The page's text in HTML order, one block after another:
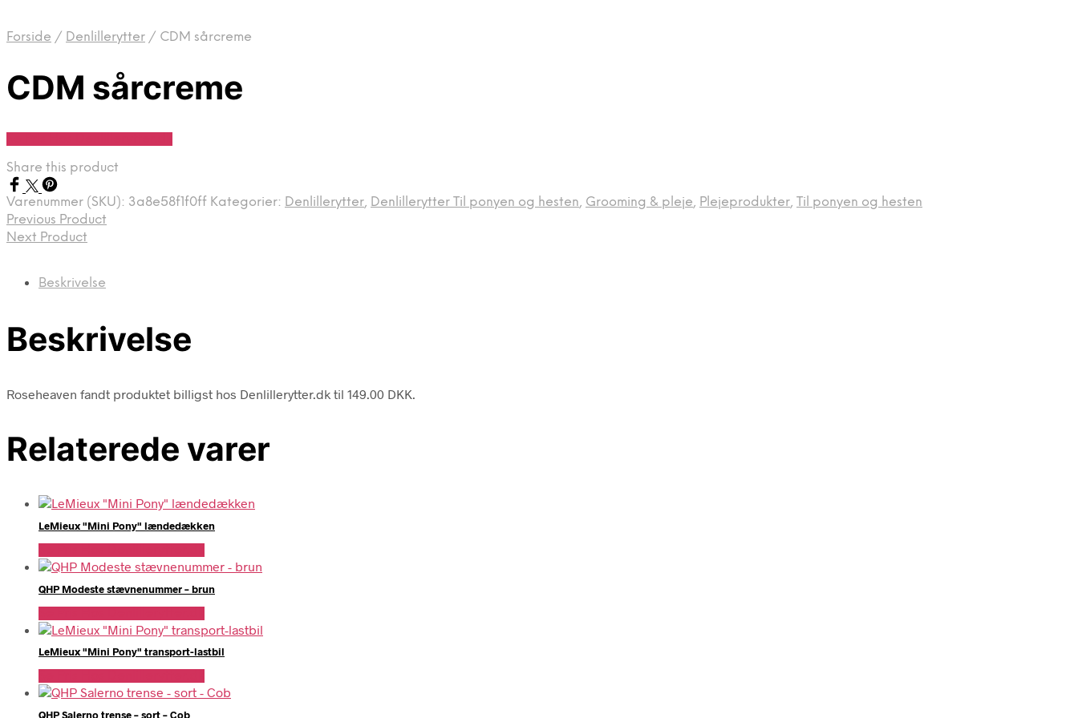
Forside / Denlillerytter / CDM sårcreme
CDM sårcreme
Share this product
Varenummer (SKU): 3a8e58f1f0ff Kategorier: Denlillerytter, Denlillerytter Til ponyen og hesten, Grooming & pleje, Plejeprodukter, Til ponyen og hesten
Previous Product
Next Product
Beskrivelse
Beskrivelse
Roseheaven fandt produktet billigst hos Denlillerytter.dk til 149.00 DKK.
Relaterede varer
LeMieux "Mini Pony" lændedækken
QHP Modeste stævnenummer – brun
LeMieux "Mini Pony" transport-lastbil
QHP Salerno trense – sort – Cob